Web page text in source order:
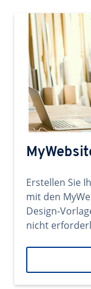
Erstellen Sie
mit den
Design-
nicht